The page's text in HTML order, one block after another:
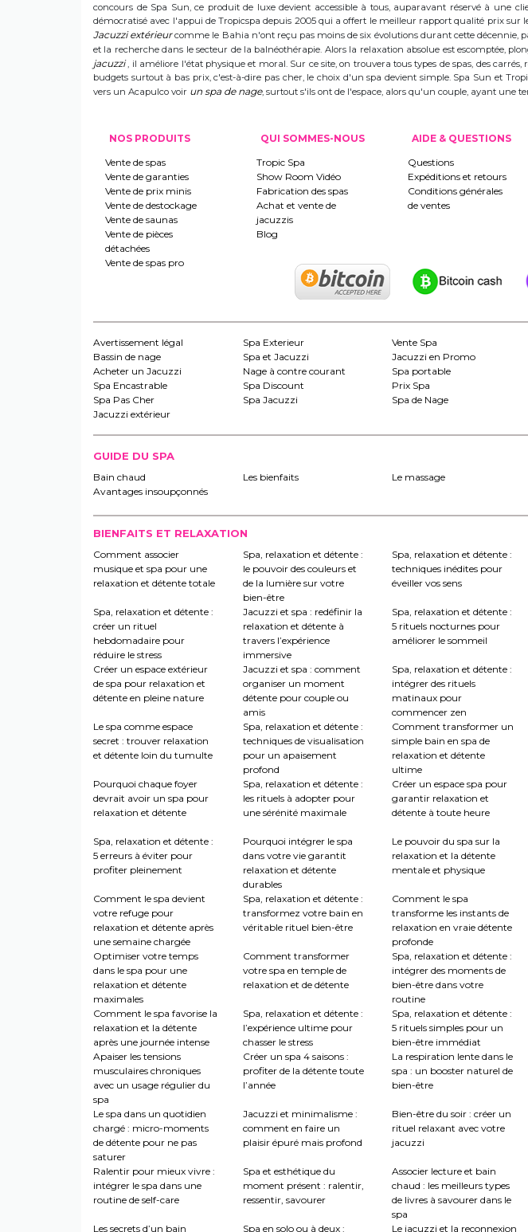
concours de Spa Sun, ce produit de luxe devient accessible à tous, auparavant réservé à
démocratisé avec l'appui de Tropicspa depuis 2005 qui a offert le meilleur rapport qualité prix sur
Jacuzzi extérieurcomme le Bahia n'ont reçu pas moins de six évolutions durant cette décennie,
et la recherche dans le secteur de la balnéothérapie. Alors la relaxation absolue est escomptée,
jacuzzi, il améliore l'état physique et moral. Sur ce site, on trouvera tous types de spas, des
budgets surtout à bas prix, c'est-à-dire pas cher, le choix d'un spa devient simple. Spa Sun et
vers un Acapulco voir un spa de nage, surtout s'ils ont de l'espace, alors qu'un couple, ayant une
NOS PRODUITS
Vente de spas
Vente de garanties
Vente de prix minis
Vente de destockage
Vente de saunas
Vente de pièces
détachées
Vente de spas pro
QUI SOMMES-NOUS
Tropic Spa
Show Room Vidéo
Fabrication des spas
Achat et vente de
jacuzzis
Blog
AIDE & QUESTIONS
Questions
Expéditions et retours
Conditions générales
de ventes
Avertissement légal Spa Exterieur Vente Spa
Bassin de nage
Spa et Jacuzzi Jacuzzi en Promo
Acheter un Jacuzzi
Nage à contre courant Spa portable
Spa Encastrable
Spa Discount Prix Spa
Spa Pas Cher
Spa Jacuzzi Spa de Nage
Jacuzzi extérieur
GUIDE DU SPA
Bain chaud Les bienfaits Le massage
Avantages insoupçonnés
BIENFAITS ET RELAXATION
Comment associer
musique et spa pour une
relaxation et détente totale
Spa, relaxation et détente :
le pouvoir des couleurs et
de la lumière sur votre
bien-être
Spa, relaxation et détente :
techniques inédites pour
éveiller vos sens
Spa, relaxation et détente :
créer un rituel
hebdomadaire pour
réduire le stress
Jacuzzi et spa : redéfinir la
relaxation et détente à
travers l’expérience
immersive
Spa, relaxation et détente :
5 rituels nocturnes pour
améliorer le sommeil
Créer un espace extérieur
de spa pour relaxation et
détente en pleine nature
Jacuzzi et spa : comment
organiser un moment
détente pour couple ou
amis
Spa, relaxation et détente :
intégrer des rituels
matinaux pour
commencer zen
Le spa comme espace
secret : trouver relaxation
et détente loin du tumulte
Spa, relaxation et détente :
techniques de visualisation
pour un apaisement
profond
Comment transformer un
simple bain en spa de
relaxation et détente
ultime
Pourquoi chaque foyer
devrait avoir un spa pour
relaxation et détente
Spa, relaxation et détente :
les rituels à adopter pour
une sérénité maximale
Créer un espace spa pour
garantir relaxation et
détente à toute heure
Spa, relaxation et détente :
5 erreurs à éviter pour
profiter pleinement
Pourquoi intégrer le spa
dans votre vie garantit
relaxation et détente
durables
Le pouvoir du spa sur la
relaxation et la détente
mentale et physique
Comment le spa devient
votre refuge pour
relaxation et détente après
une semaine chargée
Spa, relaxation et détente :
transformez votre bain en
véritable rituel bien-être
Comment le spa
transforme les instants de
relaxation en vraie détente
profonde
Optimiser votre temps
dans le spa pour une
relaxation et détente
maximales
Comment transformer
votre spa en temple de
relaxation et de détente
Spa, relaxation et détente :
intégrer des moments de
bien-être dans votre
routine
Comment le spa favorise la
relaxation et la détente
après une journée intense
Spa, relaxation et détente :
l’expérience ultime pour
chasser le stress
Spa, relaxation et détente :
5 rituels simples pour un
bien-être immédiat
Apaiser les tensions
musculaires chroniques
avec un usage régulier du
spa
Créer un spa 4 saisons :
profiter de la détente toute
l’année
La respiration lente dans le
spa : un booster naturel de
bien-être
Le spa dans un quotidien
chargé : micro-moments
de détente pour ne pas
saturer
Jacuzzi et minimalisme :
comment en faire un
plaisir épuré mais profond
Bien-être du soir : créer un
rituel relaxant avec votre
jacuzzi
Ralentir pour mieux vivre :
intégrer le spa dans une
routine de self-care
Spa et esthétique du
moment présent : ralentir,
ressentir, savourer
Associer lecture et bain
chaud : les meilleurs types
de livres à savourer dans le
spa
Les secrets d’un bain Spa en solo ou à deux : Le jacuzzi et la reconnexion